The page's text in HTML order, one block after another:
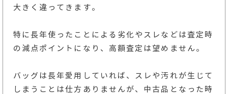
大きく違ってきます。
特に長年使ったことによる劣化やスレなどは査定時
の減点ポイントになり、高額査定は望めません。
バッグは長年愛用していれば、スレや汚れが生じて
しまうことは仕方ありませんが、中古品となった時